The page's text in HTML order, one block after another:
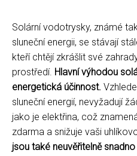
Solární vodotrysky, známé
sluneční energii, se stávají
kteří chtějí zkrášlit své
prostředí. Hlavní výhodou
energetická účinnost.
sluneční energií, nevyžadují
jako je elektřina, což
zdarma a snižuje vaši
jsou také neuvěřitelně